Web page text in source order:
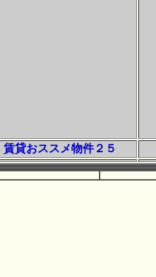
賃貸おススメ物件２５